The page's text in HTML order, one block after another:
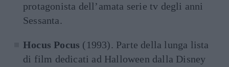
protagonista dell’amata serie tv degli anni
Sessanta.
Hocus Pocus (1993). Parte della lunga lista
di film dedicati ad Halloween dalla Disney